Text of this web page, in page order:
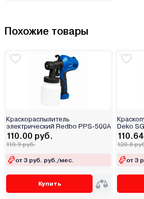
Похожие товары
Краскораспылитель
электрический Redbo PPS-500A
110.00 руб.
119.9 руб.
от 3 руб. руб./мес.
Купить
Deko
120.6
от 3